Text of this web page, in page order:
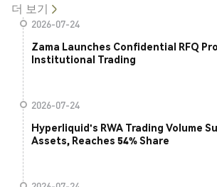
더 보기
2026-07-24
Zama Launches Confidential RFQ
Institutional Trading
2026-07-24
Hyperliquid's RWA Trading Volume
Assets, Reaches 54% Share